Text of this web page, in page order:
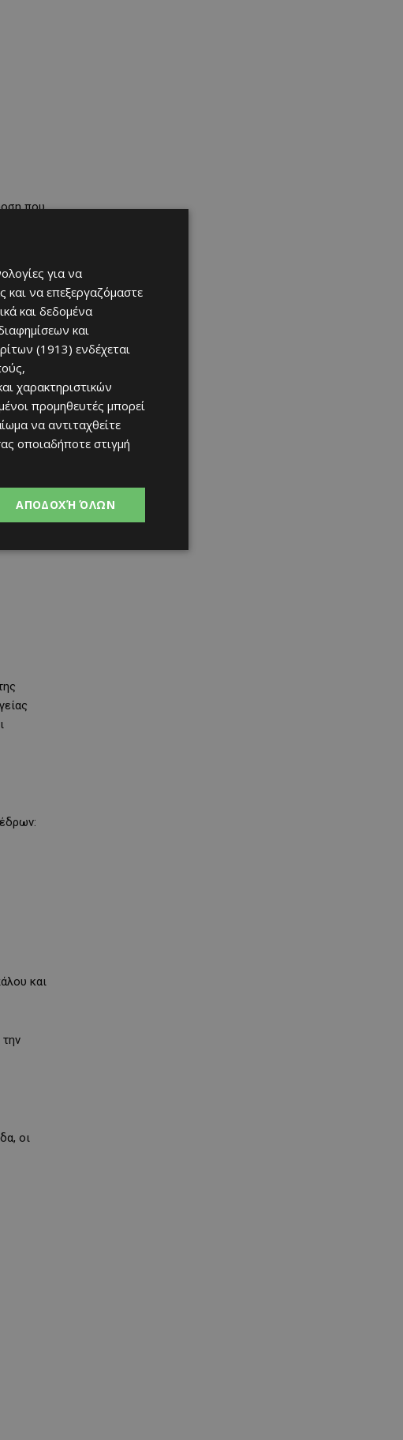
που
και
οι
για να
να επεξεργαζόμαστε
και δεδομένα
και
(1913) ενδέχεται
χαρακτηριστικών
προμηθευτές μπορεί
να αντιταχθείτε
οποιαδήποτε στιγμή
ΑΠΟΔΟΧΉ ΌΛΩΝ